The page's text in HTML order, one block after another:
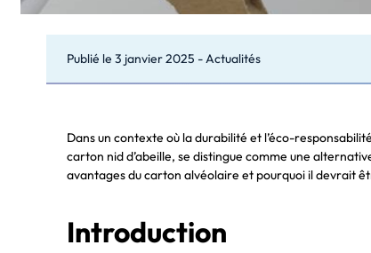
Publié le 3 janvier 2025 -Actualités
Dans un contexte où la durabilité et l’éco-
carton nid d’abeille, se distingue comme une
avantages du carton alvéolaire et pourquoi il devrait
Introduction